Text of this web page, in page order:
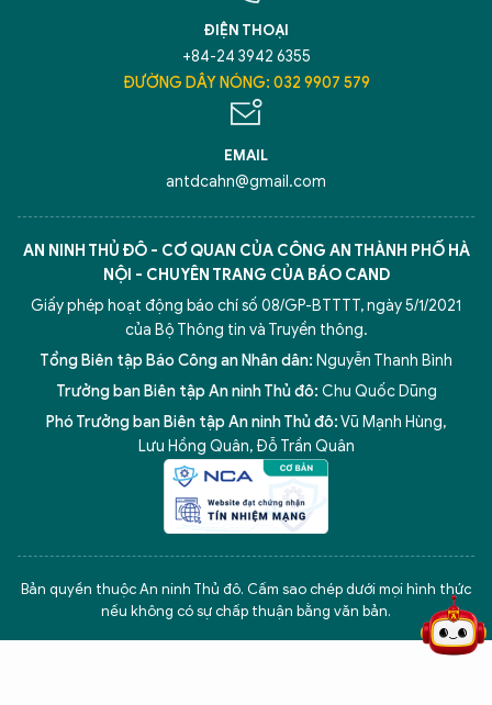
ĐIỆN THOẠI
+84-24 3942 6355
ĐƯỜNG DÂY NÓNG: 032 9907 579
EMAIL
antdcahn@gmail.com
AN NINH THỦ ĐÔ - CƠ QUAN CỦA CÔNG AN THÀNH PHỐ HÀ
NỘI - CHUYÊN TRANG CỦA BÁO CAND
Giấy phép hoạt động báo chí số 08/GP-BTTTT, ngày 5/1/2021
của Bộ Thông tin và Truyền thông.
Tổng Biên tập Báo Công an Nhân dân: Nguyễn Thanh Bình
Trưởng ban Biên tập An ninh Thủ đô: Chu Quốc Dũng
Phó Trưởng ban Biên tập An ninh Thủ đô:Vũ Mạnh Hùng,
Lưu Hồng Quân, Đỗ Trần Quân
Bản quyền thuộc An ninh Thủ đô. Cấm sao chép dưới mọi hình thức
nếu không có sự chấp thuận bằng văn bản.
5 điểm nghẽn của Hà Nội giải pháp xử lý điểm nghẽn của